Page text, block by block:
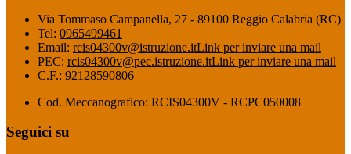
Via Tommaso Campanella, 27 - 89100 Reggio Calabria (RC)
Tel: 0965499461
Email: rcis04300v@istruzione.itLink per inviare una mail
PEC: rcis04300v@pec.istruzione.itLink per inviare una mail
C.F.: 92128590806
Cod. Meccanografico: RCIS04300V - RCPC050008
Seguici su